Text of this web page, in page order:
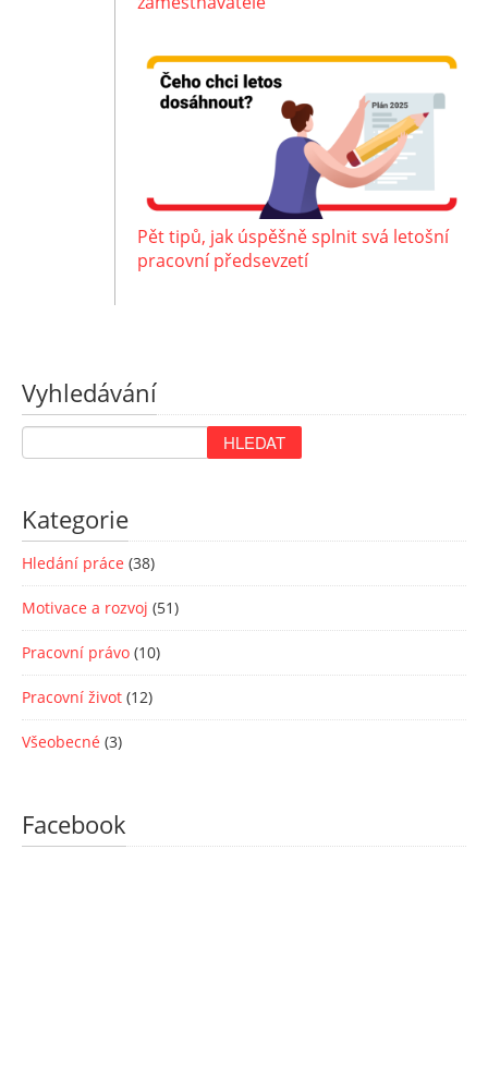
Pět tipů, jak úspěšně splnit svá letošní
pracovní předsevzetí
Vyhledávání
Kategorie
Hledání práce (38)
Motivace a rozvoj (51)
Pracovní právo (10)
Pracovní život (12)
Všeobecné (3)
Facebook